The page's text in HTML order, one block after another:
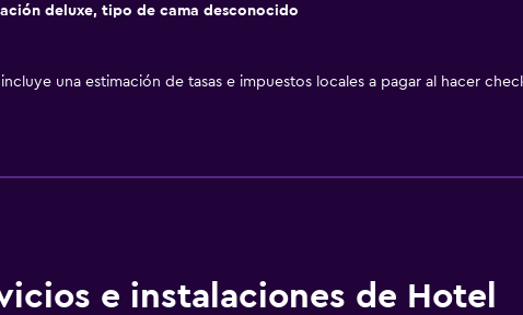
deluxe, tipo de cama desconocido
una estimación de tasas e impuestos locales a pagar al hacer
e instalaciones de Hotel